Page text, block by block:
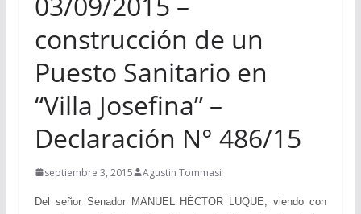
construcción de un
Puesto Sanitario en
“Villa Josefina” –
Declaración N° 486/15
septiembre 3, 2015 Agustin Tommasi
Del señor Senador MANUEL HÉCTOR LUQUE, viendo con